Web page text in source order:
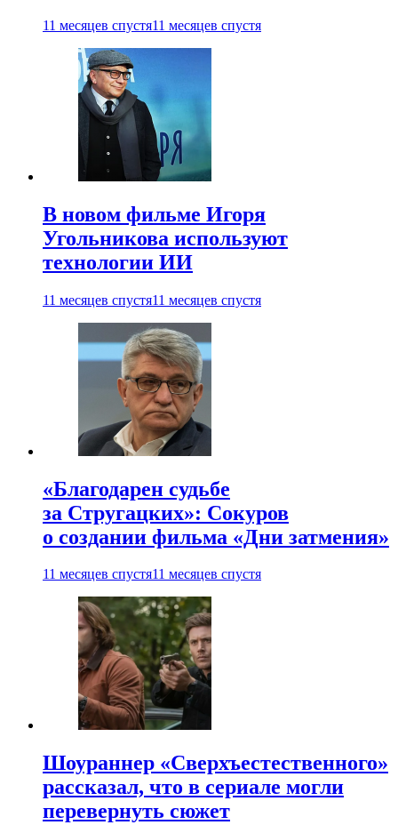
11 месяцев спустя11 месяцев спустя
В новом фильме Игоря
Угольникова используют
технологии ИИ
11 месяцев спустя11 месяцев спустя
«Благодарен судьбе
за Стругацких»: Сокуров
о создании фильма «Дни затмения»
11 месяцев спустя11 месяцев спустя
Шоураннер «Сверхъестественного»
рассказал, что в сериале могли
перевернуть сюжет